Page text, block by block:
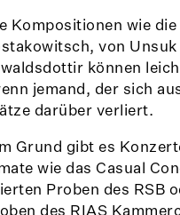
Kompositionen wie
von Unsuk
können
jemand, der sich
darüber verliert.
Grund gibt es
wie das Casual
Proben des RSB
des RIAS